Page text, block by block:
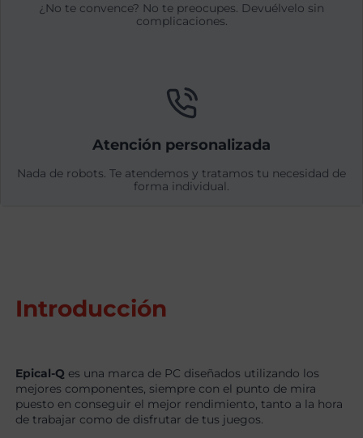
¿No te convence? No te preocupes. Devuélvelo sin
complicaciones.
Atención personalizada
Nada de robots. Te atendemos y tratamos tu necesidad de
forma individual.
Introducción
Epical-Q es una marca de PC diseñados utilizando los
mejores componentes, siempre con el punto de mira
puesto en conseguir el mejor rendimiento, tanto a la hora
de trabajar como de disfrutar de tus juegos.